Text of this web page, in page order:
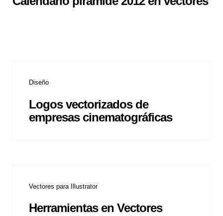
Diseño
Logos vectorizados de
empresas cinematográficas
Vectores para Illustrator
Herramientas en Vectores